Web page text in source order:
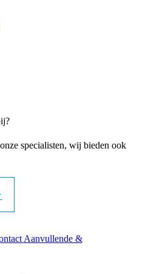
specialisten, wij bieden ook
Aanvullende &